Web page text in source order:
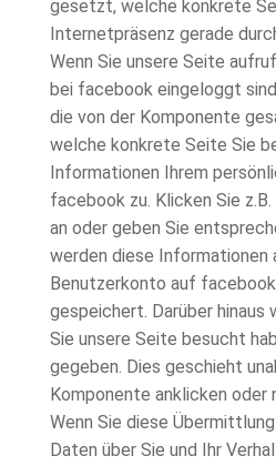
gesetzt, welche konkrete
Internetpräsenz gerade
Wenn Sie unsere Seite
bei facebook eingeloggt
die von der Komponente
welche konkrete Seite Sie
Informationen Ihrem
facebook zu. Klicken Sie
an oder geben Sie
werden diese Informationen
Benutzerkonto auf
gespeichert. Darüber hinaus
Sie unsere Seite besucht
gegeben. Dies geschieht
Komponente anklicken oder
Wenn Sie diese
Daten über Sie und Ihr